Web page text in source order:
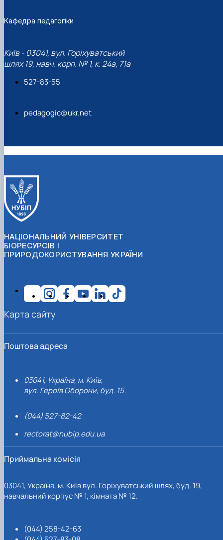
Кафедра педагогіки
Київ - 03041, вул. Горіхуватський
шлях 19, навч. корп. № 1, к. 24а, 71а
527-83-55
pedagogic@ukr.net
НАЦІОНАЛЬНИЙ УНІВЕРСИТЕТ
БІОРЕСУРСІВ І
ПРИРОДОКОРИСТУВАННЯ УКРАЇНИ
Поштова адреса
03041, Україна, м. Київ,
вул. Героїв Оборони, буд. 15.
(044) 527-82-42
rectorat@nubip.edu.ua
Приймальна комісія
03041, Україна, м. Київ вул. Горіхуватський шлях, буд. 19,
навчальний корпус № 1, кімната № 12.
(044) 258-42-63
Карта сайту